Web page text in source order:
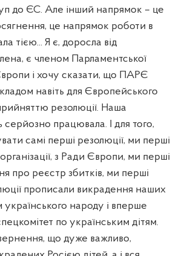
до ЄС. Але інший напрямок – це
це напрямок роботи в
тією... Я є, доросла від
є членом Парламентської
і хочу сказати, що ПАРЄ
навіть для Європейського
резолюції. Наша
серйозно працювала. І для того,
самі перші резолюції, ми перші
з Ради Європи, ми перші
про реєстр збитків, ми перші
прописали викрадення наших
українського народу і вперше
по українським дітям.
що дуже важливо,